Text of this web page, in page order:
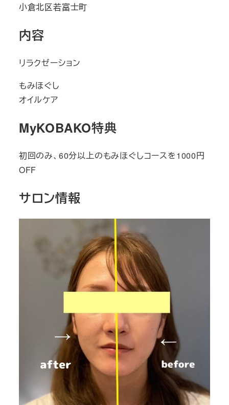
小倉北区若富士町
内容
リラクゼーション
もみほぐし
オイルケア
MyKOBAKO特典
初回のみ、60分以上のもみほぐしコースを1000円
OFF
サロン情報